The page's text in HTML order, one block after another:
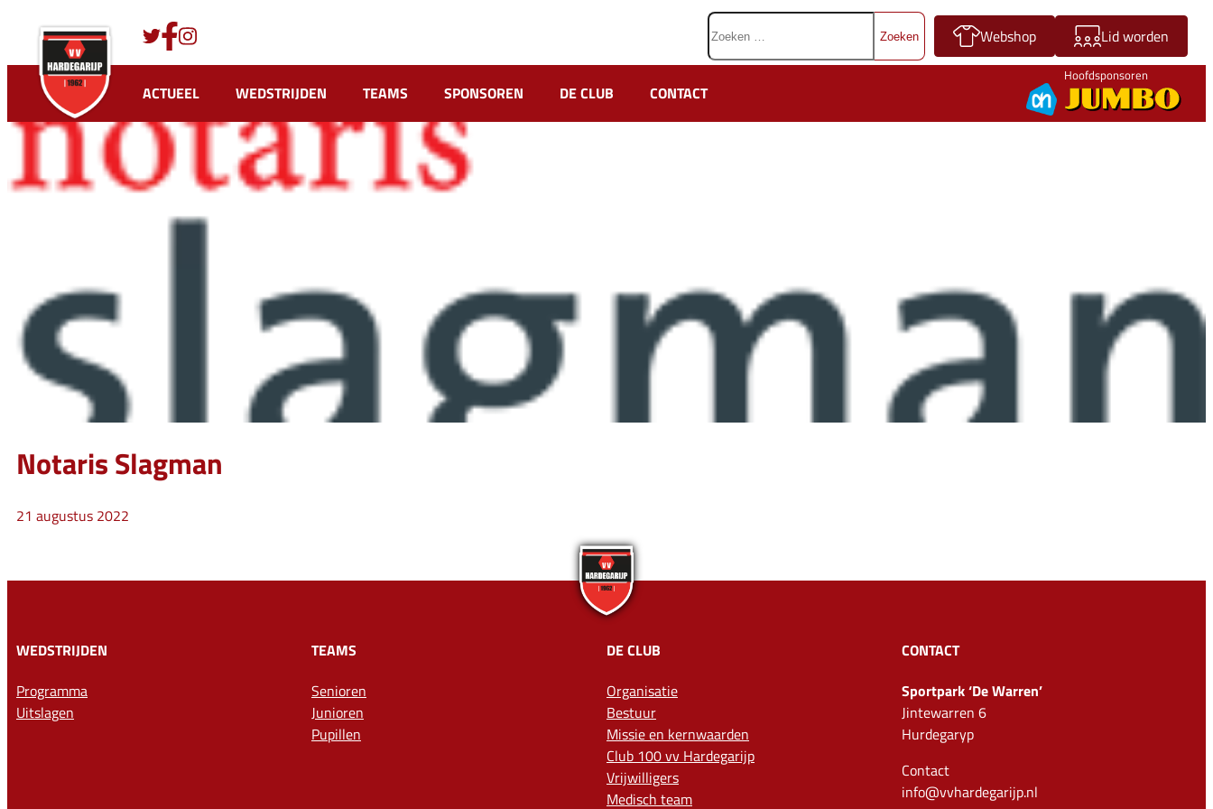
de
inhoud
Webshop Lid worden
Zoeken
naar:
ACTUEEL WEDSTRIJDEN TEAMS SPONSOREN DE CLUB CONTACT
Hoofdsponsoren
Notaris Slagman
21 augustus 2022
WEDSTRIJDEN
Programma
Uitslagen
TEAMS
Senioren
Junioren
Pupillen
DE CLUB
Organisatie
Bestuur
Missie en kernwaarden
Club 100 vv Hardegarijp
Vrijwilligers
Medisch team
CONTACT
Sportpark ‘De Warren’
Jintewarren 6
Hurdegaryp
Contact
info@vvhardegarijp.nl